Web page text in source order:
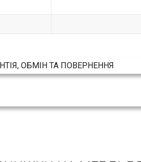
ОБМІН ТА ПОВЕРНЕННЯ